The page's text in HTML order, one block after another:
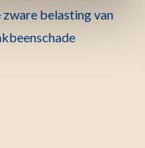
belasting van